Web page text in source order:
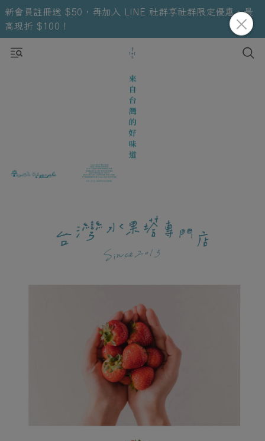
新會員註冊送 $50，再加入 LINE 社群享社群限定優惠，最
高現折 $100！